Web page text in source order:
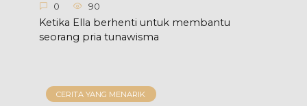
0 90
Ketika Ella berhenti untuk membantu
seorang pria tunawisma
CERITA YANG MENARIK